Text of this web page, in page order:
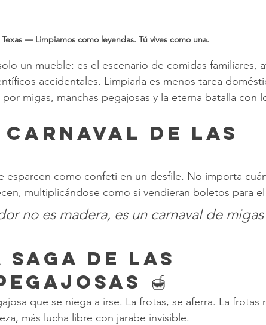
— Limpiamos como leyendas. Tú vives como una.
un mueble: es el escenario de comidas familiares,
accidentales. Limpiarla es menos tarea
migas, manchas pegajosas y la eterna batalla con
Carnaval de las
esparcen como confeti en un desfile. No importa
multiplicándose como si vendieran boletos para el
no es madera, es un carnaval de migas
Saga de las
🍯
que se niega a irse. La frotas, se aferra. La frotas
más lucha libre con jarabe invisible.